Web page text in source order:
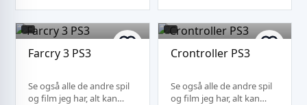
Farcry 3 PS3
Se også alle de andre spil
og film jeg har, alt kan
Crontroller PS3
Se også alle de andre spil
og film jeg har, alt kan